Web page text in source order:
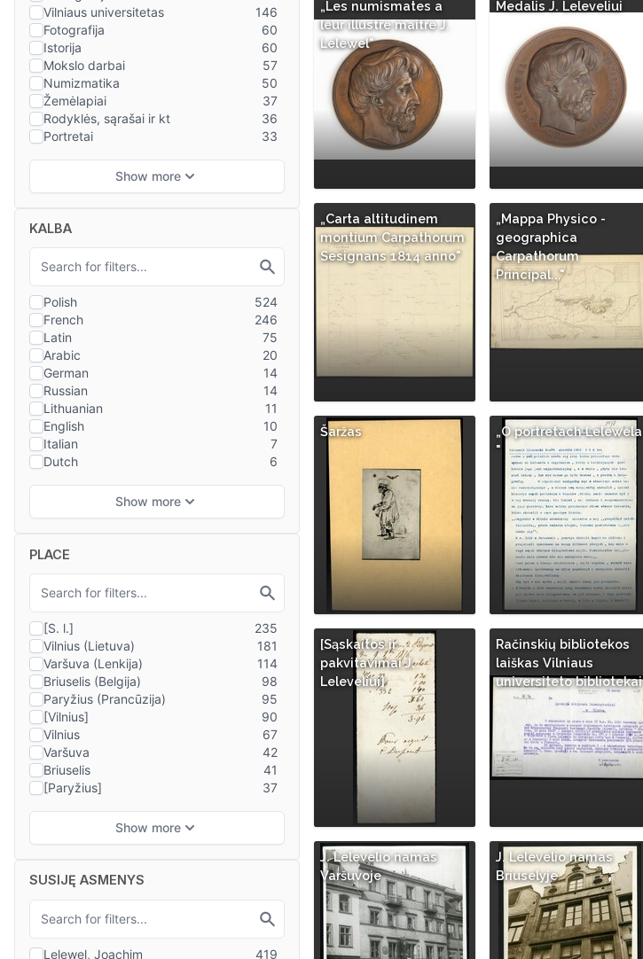
KALBA
PLACE
SUSIJĘ ASMENYS
„Les numismates a
leur illustre maitre J.
Lelewel"
Medalis J. Leleveliui
„Carta altitudinem
montium Carpathorum
Sesignans 1814 anno"
„Mappa Physico -
geographica
Carpathorum
Principal..."
Šaržas
„O portretach Lelewela
"
[Sąskaitos ir
pakvitavimai J.
Leleveliui]
Račinskių bibliotekos
laiškas Vilniaus
universiteto bibliotekai
J. Lelevelio namas
Varšuvoje
J. Lelevelio namas
Briuselyje